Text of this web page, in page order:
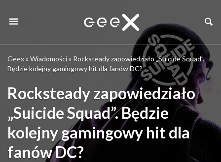
Geex» Wiadomości» Rocksteady zapowiedziało „Suicide Squad”.
Będzie kolejny gamingowy hit dla fanów DC?
Rocksteady zapowiedziało
„Suicide Squad”. Będzie
kolejny gamingowy hit dla
fanów DC?